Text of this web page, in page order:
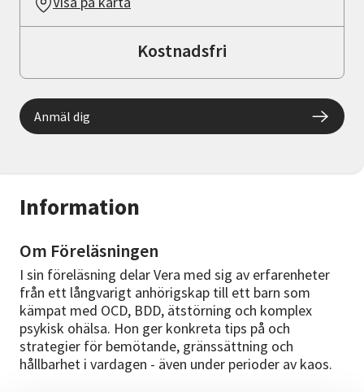
Information
Om Föreläsningen
I sin föreläsning delar Vera med sig av erfarenheter
från ett långvarigt anhörigskap till ett barn som
kämpat med OCD, BDD, ätstörning och komplex
psykisk ohälsa. Hon ger konkreta tips på och
strategier för bemötande, gränssättning och
hållbarhet i vardagen - även under perioder av kaos.
Kostnadsfri
Anmäl dig